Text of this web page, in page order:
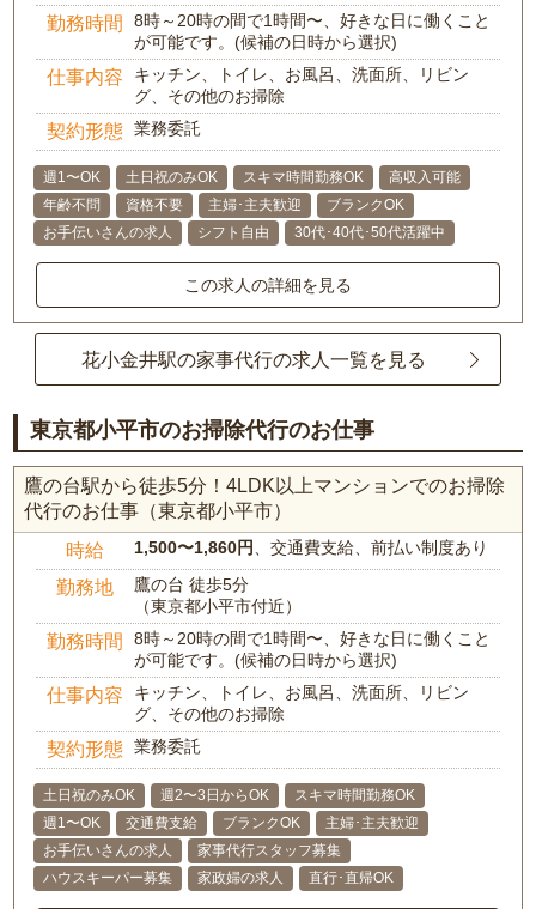
勤務時間
8時～20時の間で1時間〜、好きな日に働くこと
が可能です。(候補の日時から選択)
仕事内容
キッチン、トイレ、お風呂、洗面所、リビン
グ、その他のお掃除
契約形態 業務委託
週1〜OK 土日祝のみOK スキマ時間勤務OK
高収入可能
年齢不問
資格不要 主婦･主夫歓迎
ブランクOK
お手伝いさんの求人
シフト自由 30代･40代･50代活躍中
この求人の詳細を見る
花小金井駅の家事代行の求人一覧を見る
東京都小平市のお掃除代行のお仕事
鷹の台駅から徒歩5分！4LDK以上マンションでのお掃除
代行のお仕事（東京都小平市）
時給 1,500〜1,860円 、交通費支給、前払い制度あり
勤務地
鷹の台 徒歩5分
（東京都小平市付近）
勤務時間
8時～20時の間で1時間〜、好きな日に働くこと
が可能です。(候補の日時から選択)
仕事内容
キッチン、トイレ、お風呂、洗面所、リビン
グ、その他のお掃除
契約形態 業務委託
土日祝のみOK 週2〜3日からOK
スキマ時間勤務OK
週1〜OK
交通費支給 ブランクOK
主婦･主夫歓迎
お手伝いさんの求人
家事代行スタッフ募集
ハウスキーパー募集
家政婦の求人 直行･直帰OK